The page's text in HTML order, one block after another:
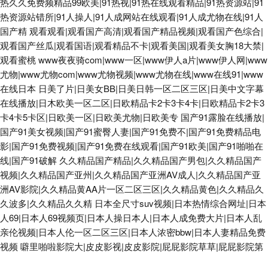
热资源站错所|91人操人|91人成网站在线观看|91人成尤物在线|91人
国产精观看观看|观看国产高清|观看国产精品视频|观看国产色综合|
观看国产丝瓜|观看国语|观看精品不卡|观看美国|观看美女胸18大禁|
观看蜜桃www夜夜骑com|www一区|www伊人a片|www伊人网|www
尤物|www尤物com|www尤物视频|www尤物在线|www在线91|www
在线日本 日美了片|日美女BB|日美日韩一区二区三区|日美中文字幕
在线播放|日木欧美一区二区|日欧精品卡2卡3卡4卡|日欧精品卡2卡3
卡4卡5卡区|日欧美一区|日欧美尤物|日欧美专 国产91露脸在线播放|
国产91美女视频|国产91蜜臀人妻|国产91免费不|国产91免费精品电
影|国产91免费视频|国产91免费在线观看|国产91欧美|国产91啪啪在
线|国产91破解 久久精品国产精品|久久精品国产男包|久久精品国产
视频|久久精品国产亚州|久久精品国产亚洲AV成人|久久精品国产亚
洲AV影院|久久精品黄AA片一区二区三区|久久精品黄色|久久精品久
久波多|久久精品久久精 日本全尺寸suv视频|日本热情综合网址|日本
人69|日本人69视频页|日本人操日本人|日本人成免费大片|日本人乱
亲伦视频|日本人伦一区二区三区|日本人浓密bbw|日本人妻精品免费
视频 噼里啪啦影院大|皮皮影视|皮皮影院|屁屁影院草草|屁屁影院第